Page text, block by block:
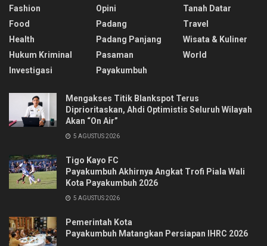
Fashion
Food
Health
Hukum Kriminal
Investigasi
Opini
Padang
Padang Panjang
Pasaman
Payakumbuh
Tanah Datar
Travel
Wisata & Kuliner
World
Mengakses Titik Blankspot Terus
Diprioritaskan, Ahdi Optimistis Seluruh Wilayah
Akan “On Air”
5 AGUSTUS 2026
Tigo Kayo FC
Payakumbuh Akhirnya Angkat Trofi Piala Wali
Kota Payakumbuh 2026
5 AGUSTUS 2026
Pemerintah Kota
Payakumbuh Matangkan Persiapan IHRC 2026